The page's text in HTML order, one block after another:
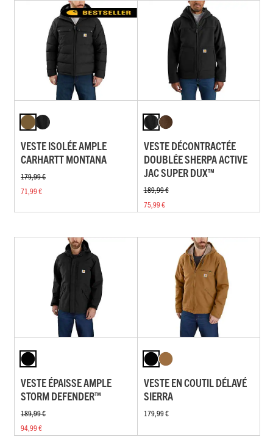
VESTE ISOLÉE AMPLE
CARHARTT MONTANA
179,99 €
71,99 €
VESTE DÉCONTRACTÉE
DOUBLÉE SHERPA ACTIVE
JAC SUPER DUX™
189,99 €
75,99 €
VESTE ÉPAISSE AMPLE
STORM DEFENDER™
189,99 €
94,99 €
VESTE EN COUTIL DÉLAVÉ
SIERRA
179,99 €